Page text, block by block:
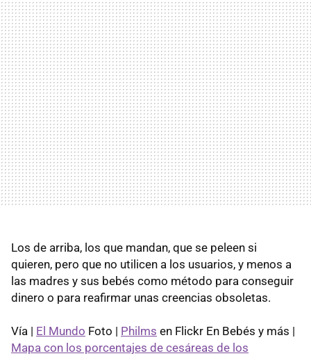
Los de arriba, los que mandan, que se peleen si
quieren, pero que no utilicen a los usuarios, y menos a
las madres y sus bebés como método para conseguir
dinero o para reafirmar unas creencias obsoletas.
Vía | El Mundo Foto | Philms en Flickr En Bebés y más |
Mapa con los porcentajes de cesáreas de los